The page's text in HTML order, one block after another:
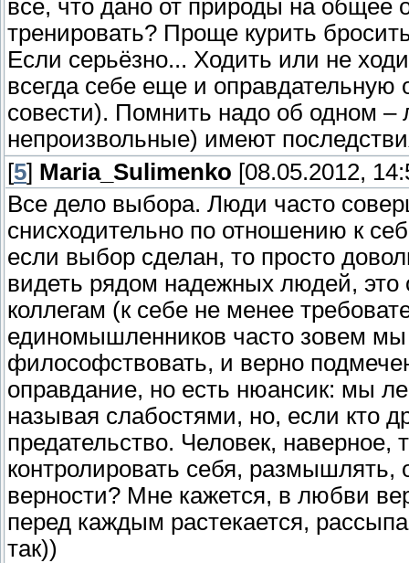
все, что дано от природы на общее
тренировать? Проще курить
Если серьёзно... Ходить или не
всегда себе еще и оправдательную
совести). Помнить надо об одном
непроизвольные) имеют
[5] Maria_Sulimenko [08.05.2012,
Все дело выбора. Люди часто
снисходительно по отношению к
если выбор сделан, то просто
видеть рядом надежных людей, это
коллегам (к себе не менее
единомышленников часто зовем
философствовать, и верно
оправдание, но есть нюансик: мы
называя слабостями, но, если кто
предательство. Человек, наверное,
контролировать себя, размышлять,
верности? Мне кажется, в любви
перед каждым растекается,
так))